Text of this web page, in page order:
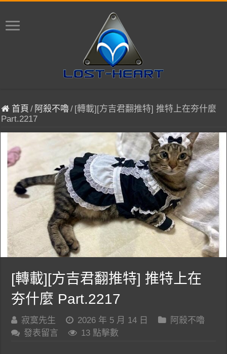
首頁 / 阿殺不嚕/ [轉載][方吉君翻推特] 推特上在夯什麼
Part.2217
[轉載][方吉君翻推特] 推特上在
夯什麼 Part.2217
寂寞先生 2026 年 5 月 14 日
阿殺不嚕
發表留言
13 點擊數